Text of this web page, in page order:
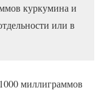
куркумина и
или в
миллиграммов